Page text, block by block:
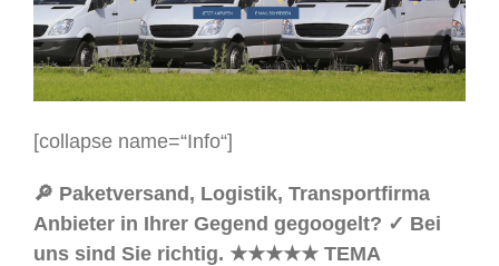
[collapse name=“Info“]
🔎 Paketversand, Logistik, Transportfirma
Anbieter in Ihrer Gegend gegoogelt? ✓ Bei
uns sind Sie richtig. ★★★★★ TEMA